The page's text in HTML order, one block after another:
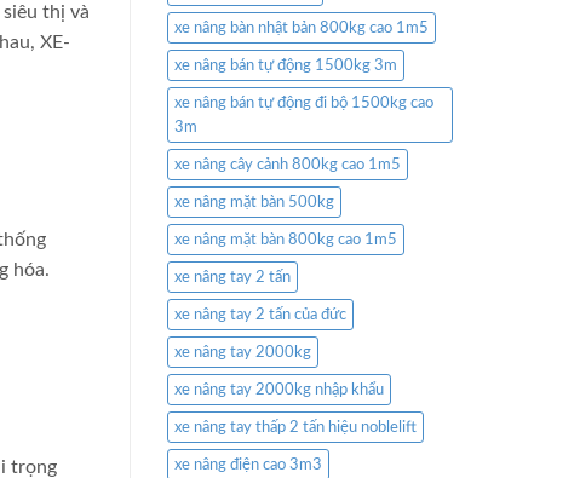
thị và
XE-
hóa.
trọng
xe nâng bàn nhật bản 800kg cao 1m5
xe nâng bán tự động 1500kg 3m
xe nâng bán tự động đi bộ 1500kg cao
3m
xe nâng cây cảnh 800kg cao 1m5
xe nâng mặt bàn 500kg
xe nâng mặt bàn 800kg cao 1m5
xe nâng tay 2 tấn
xe nâng tay 2 tấn của đức
xe nâng tay 2000kg
xe nâng tay 2000kg nhập khẩu
xe nâng tay thấp 2 tấn hiệu noblelift
xe nâng điện cao 3m3